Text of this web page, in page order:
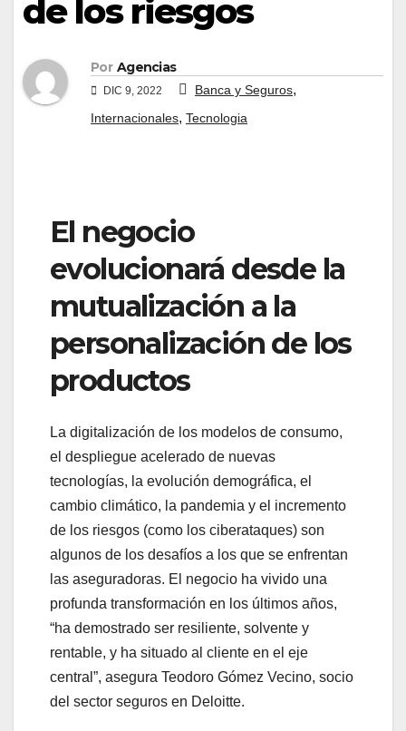
de los riesgos
Por Agencias
DIC 9, 2022 Banca y Seguros,
Internacionales, Tecnologia
El negocio
evolucionará desde la
mutualización a la
personalización de los
productos
La digitalización de los modelos de consumo,
el despliegue acelerado de nuevas
tecnologías, la evolución demográfica, el
cambio climático, la pandemia y el incremento
de los riesgos (como los ciberataques) son
algunos de los desafíos a los que se enfrentan
las aseguradoras. El negocio ha vivido una
profunda transformación en los últimos años,
“ha demostrado ser resiliente, solvente y
rentable, y ha situado al cliente en el eje
central”, asegura Teodoro Gómez Vecino, socio
del sector seguros en Deloitte.